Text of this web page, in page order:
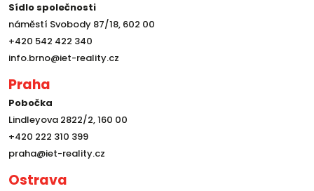
Sídlo společnosti
náměstí Svobody 87/18, 602 00
+420 542 422 340
info.brno@iet-reality.cz
Praha
Pobočka
Lindleyova 2822/2, 160 00
+420 222 310 399
praha@iet-reality.cz
Ostrava